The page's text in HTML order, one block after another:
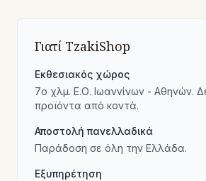
Γιατί TzakiShop
Εκθεσιακός χώρος
7ο χλμ. Ε.Ο. Ιωαννίνων - Αθηνών.
προϊόντα από κοντά.
Αποστολή πανελλαδικά
Παράδοση σε όλη την Ελλάδα.
Εξυπηρέτηση